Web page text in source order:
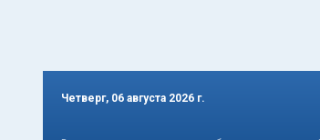
Четверг, 06 августа 2026 г.